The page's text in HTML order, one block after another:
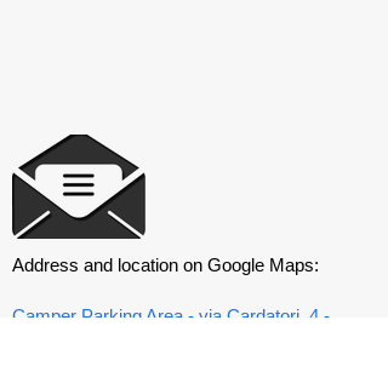
Address and location on Google Maps:
Camper Parking Area - via Cardatori, 4 -